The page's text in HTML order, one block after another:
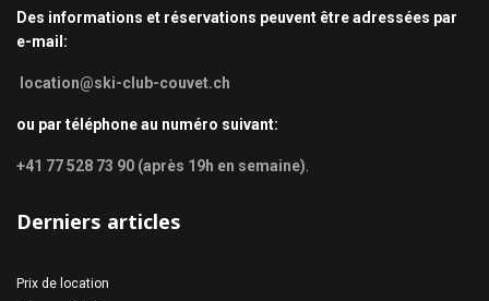
Des informations et réservations peuvent être adressées par
e-mail:
location@ski-club-couvet.ch
ou par téléphone au numéro suivant:
+41 77 528 73 90 (après 19h en semaine)
Derniers articles
Prix de location